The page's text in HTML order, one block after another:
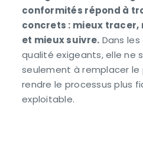
conformités répond à
concrets : mieux
et mieux suivre. Dans
qualité exigeants, elle ne
seulement à remplacer le
rendre le processus plus
exploitable.